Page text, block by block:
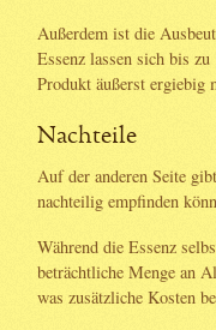
Außerdem ist die
Essenz lassen sich bis
Produkt äußerst ergiebig
Nachteile
Auf der anderen Seite
nachteilig empfinden
Während die Essenz
beträchtliche Menge an
was zusätzliche Kosten